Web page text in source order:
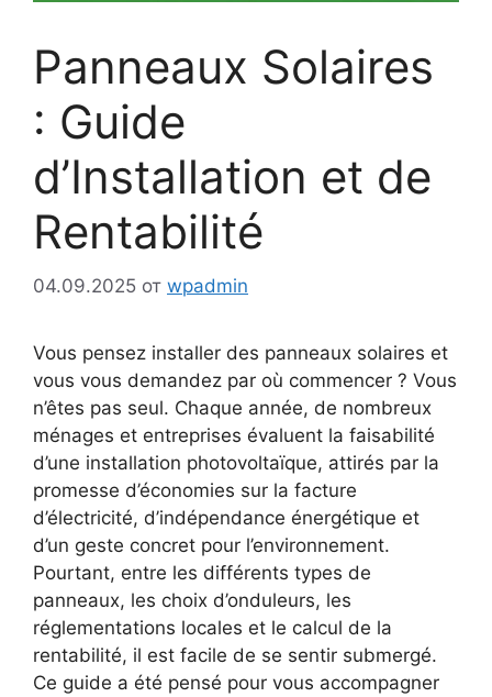
Panneaux Solaires
: Guide
d’Installation et de
Rentabilité
04.09.2025 от wpadmin
Vous pensez installer des panneaux solaires et
vous vous demandez par où commencer ? Vous
n’êtes pas seul. Chaque année, de nombreux
ménages et entreprises évaluent la faisabilité
d’une installation photovoltaïque, attirés par la
promesse d’économies sur la facture
d’électricité, d’indépendance énergétique et
d’un geste concret pour l’environnement.
Pourtant, entre les différents types de
panneaux, les choix d’onduleurs, les
réglementations locales et le calcul de la
rentabilité, il est facile de se sentir submergé.
Ce guide a été pensé pour vous accompagner